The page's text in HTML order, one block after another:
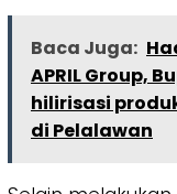
Baca Juga:
APRIL Group,
hilirisasi
di Pelalawan